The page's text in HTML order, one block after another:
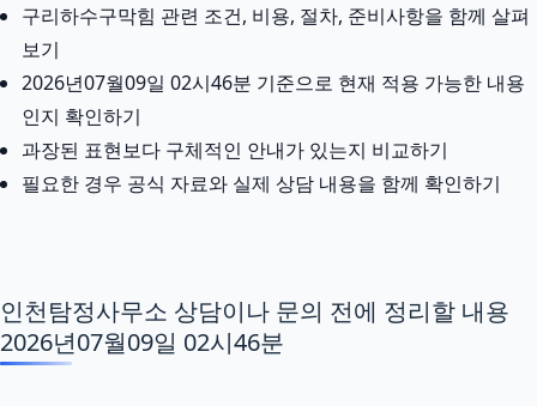
구리하수구막힘 관련 조건, 비용, 절차, 준비사항을 함께 살펴
보기
2026년07월09일 02시46분 기준으로 현재 적용 가능한 내용
인지 확인하기
과장된 표현보다 구체적인 안내가 있는지 비교하기
필요한 경우 공식 자료와 실제 상담 내용을 함께 확인하기
인천탐정사무소 상담이나 문의 전에 정리할 내용
2026년07월09일 02시46분